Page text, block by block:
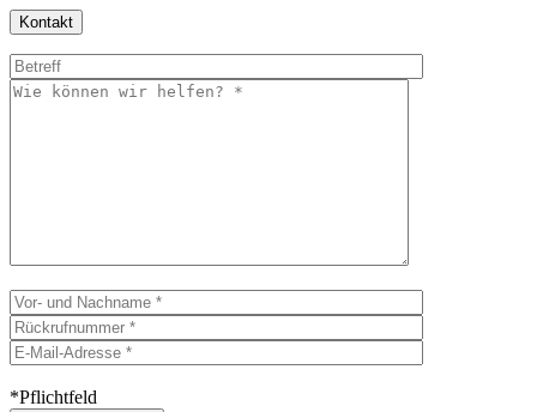
Kontakt
*Pflichtfeld